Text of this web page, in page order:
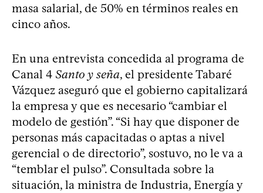
masa salarial, de 50% en términos reales en
cinco años.
En una entrevista concedida al programa de
Canal 4 Santo y seña, el presidente Tabaré
Vázquez aseguró que el gobierno capitalizará
la empresa y que es necesario “cambiar el
modelo de gestión”. “Si hay que disponer de
personas más capacitadas o aptas a nivel
gerencial o de directorio”, sostuvo, no le va a
“temblar el pulso”. Consultada sobre la
situación, la ministra de Industria, Energía y